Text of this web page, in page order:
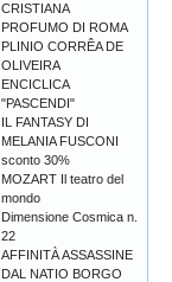
CRISTIANA
PROFUMO DI ROMA
PLINIO CORRÊA DE
OLIVEIRA
ENCICLICA
"PASCENDI"
IL FANTASY DI
MELANIA FUSCONI
sconto 30%
MOZART Il teatro del
mondo
Dimensione Cosmica n.
22
AFFINITÀ ASSASSINE
DAL NATIO BORGO